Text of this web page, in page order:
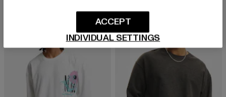
-38%
INDIVIDUAL SETTINGS
ACCEPT